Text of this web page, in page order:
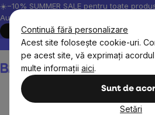
Continuă fără personalizare
Acest site folosește cookie-uri.
pe acest site, vă exprimați
multe informații aici.
Sunt de
Setări
Treci
la
conținut
☀️−10% SUMMER SALE pentru toate
August, 2026.
Cumpără acum
Peste 200.000 de recenzii verificate